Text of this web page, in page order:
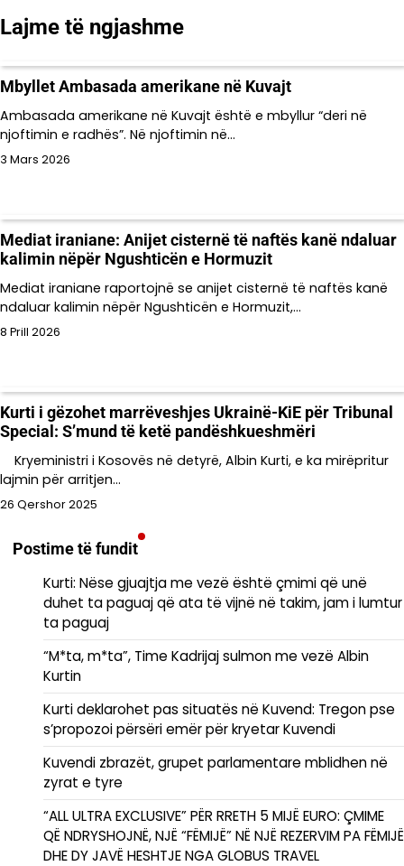
Lajme të ngjashme
Mbyllet Ambasada amerikane në Kuvajt
Ambasada amerikane në Kuvajt është e mbyllur “deri në
njoftimin e radhës”. Në njoftimin në…
3 Mars 2026
Mediat iraniane: Anijet cisternë të naftës kanë ndaluar
kalimin nëpër Ngushticën e Hormuzit
Mediat iraniane raportojnë se anijet cisternë të naftës kanë
ndaluar kalimin nëpër Ngushticën e Hormuzit,…
8 Prill 2026
Kurti i gëzohet marrëveshjes Ukrainë-KiE për Tribunal
Special: S’mund të ketë pandëshkueshmëri
Kryeministri i Kosovës në detyrë, Albin Kurti, e ka mirëpritur
lajmin për arritjen…
26 Qershor 2025
Postime të fundit
Kurti: Nëse gjuajtja me vezë është çmimi që unë
duhet ta paguaj që ata të vijnë në takim, jam i lumtur
ta paguaj
“M*ta, m*ta”, Time Kadrijaj sulmon me vezë Albin
Kurtin
Kurti deklarohet pas situatës në Kuvend: Tregon pse
s’propozoi përsëri emër për kryetar Kuvendi
Kuvendi zbrazët, grupet parlamentare mblidhen në
zyrat e tyre
“ALL ULTRA EXCLUSIVE” PËR RRETH 5 MIJË EURO: ÇMIME
QË NDRYSHOJNË, NJË “FËMIJË” NË NJË REZERVIM PA FËMIJË
DHE DY JAVË HESHTJE NGA GLOBUS TRAVEL